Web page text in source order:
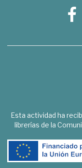
Esta actividad ha
librerías de la